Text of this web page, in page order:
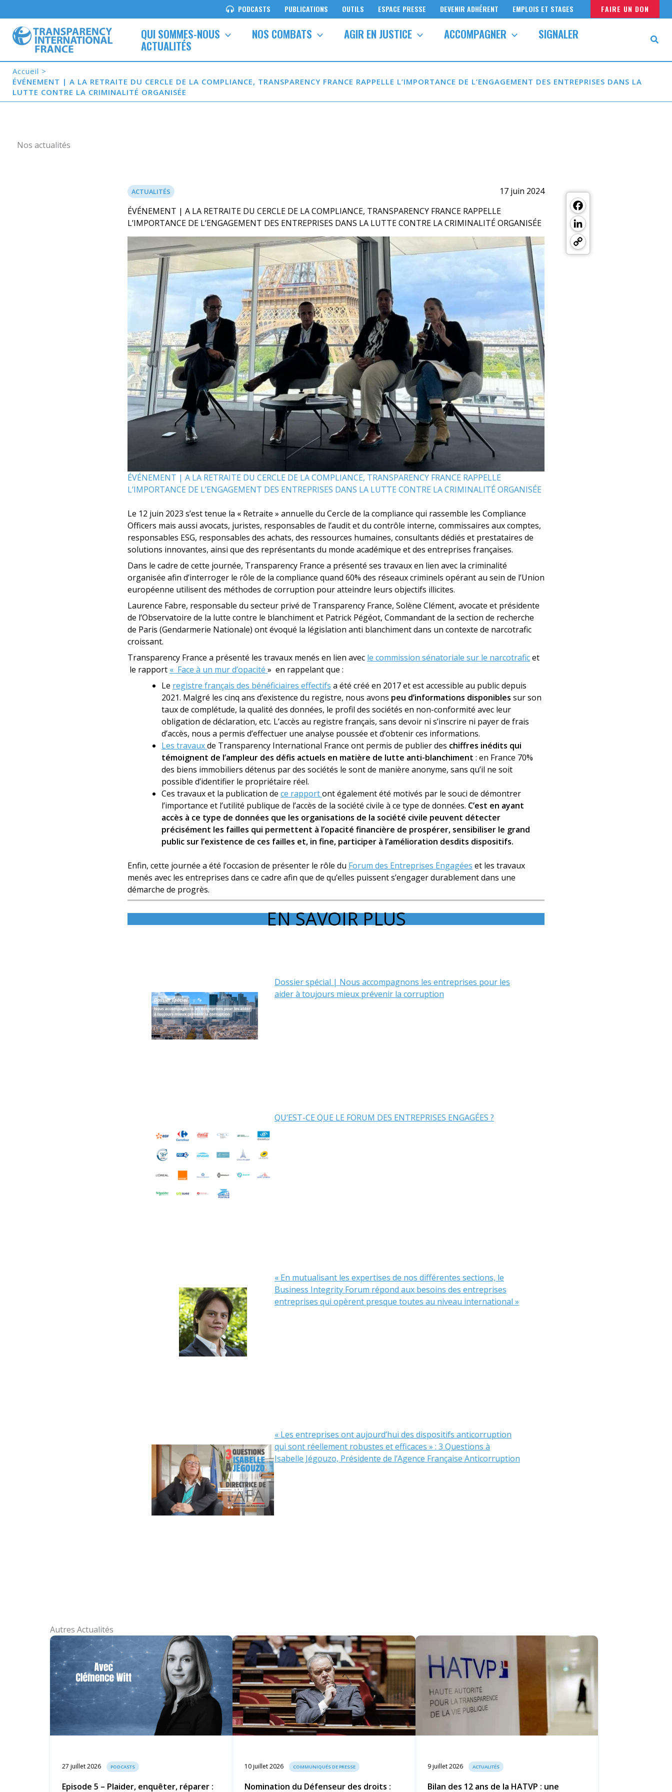
au
contenu
PODCASTS PUBLICATIONS OUTILS ESPACE PRESSE DEVENIR ADHÉRENT EMPLOIS ET STAGES FAIRE UN DON
QUI SOMMES-NOUS NOS COMBATS AGIR EN JUSTICE ACCOMPAGNER SIGNALER
ACTUALITÉS
Accueil
ÉVÉNEMENT | A LA RETRAITE DU CERCLE DE LA COMPLIANCE, TRANSPARENCY FRANCE RAPPELLE L’IMPORTANCE DE L’ENGAGEMENT DES ENTREPRISES DANS LA
LUTTE CONTRE LA CRIMINALITÉ ORGANISÉE
Nos actualités
ACTUALITÉS
17 juin 2024
ÉVÉNEMENT | A LA RETRAITE DU CERCLE DE LA COMPLIANCE, TRANSPARENCY FRANCE RAPPELLE
L’IMPORTANCE DE L’ENGAGEMENT DES ENTREPRISES DANS LA LUTTE CONTRE LA CRIMINALITÉ ORGANISÉE
Link
ÉVÉNEMENT | A LA RETRAITE DU CERCLE DE LA COMPLIANCE, TRANSPARENCY FRANCE RAPPELLE
L’IMPORTANCE DE L’ENGAGEMENT DES ENTREPRISES DANS LA LUTTE CONTRE LA CRIMINALITÉ ORGANISÉE
Le 12 juin 2023 s’est tenue la « Retraite » annuelle du Cercle de la compliance qui rassemble les Compliance
Officers mais aussi avocats, juristes, responsables de l’audit et du contrôle interne, commissaires aux comptes,
responsables ESG, responsables des achats, des ressources humaines, consultants dédiés et prestataires de
solutions innovantes, ainsi que des représentants du monde académique et des entreprises françaises.
Dans le cadre de cette journée, Transparency France a présenté ses travaux en lien avec la criminalité
organisée afin d’interroger le rôle de la compliance quand 60% des réseaux criminels opérant au sein de l’Union
européenne utilisent des méthodes de corruption pour atteindre leurs objectifs illicites.
Laurence Fabre, responsable du secteur privé de Transparency France, Solène Clément, avocate et présidente
de l’Observatoire de la lutte contre le blanchiment et Patrick Pégéot, Commandant de la section de recherche
de Paris (Gendarmerie Nationale) ont évoqué la législation anti blanchiment dans un contexte de narcotrafic
croissant.
Transparency France a présenté les travaux menés en lien avec le commission sénatoriale sur le narcotraficet
le rapport « Face à un mur d’opacité » en rappelant que :
Le registre français des bénéficiaires effectifs a été créé en 2017 et est accessible au public depuis
2021. Malgré les cinq ans d’existence du registre, nous avons peu d’informations disponibles sur son
taux de complétude, la qualité des données, le profil des sociétés en non-conformité avec leur
obligation de déclaration, etc. L’accès au registre français, sans devoir ni s’inscrire ni payer de frais
d’accès, nous a permis d’effectuer une analyse poussée et d’obtenir ces informations.
Les travauxde Transparency International France ont permis de publier des chiffres inédits qui
témoignent de l’ampleur des défis actuels en matière de lutte anti-blanchiment : en France 70%
des biens immobiliers détenus par des sociétés le sont de manière anonyme, sans qu’il ne soit
possible d’identifier le propriétaire réel.
Ces travaux et la publication de ce rapportont également été motivés par le souci de démontrer
l’importance et l’utilité publique de l’accès de la société civile à ce type de données. C’est en ayant
accès à ce type de données que les organisations de la société civile peuvent détecter
précisément les failles qui permettent à l’opacité financière de prospérer, sensibiliser le grand
public sur l’existence de ces failles et, in fine, participer à l’amélioration desdits dispositifs.
Enfin, cette journée a été l’occasion de présenter le rôle du Forum des Entreprises Engagées et les travaux
menés avec les entreprises dans ce cadre afin que de qu’elles puissent s’engager durablement dans une
démarche de progrès.
EN SAVOIR PLUS
Dossier spécial | Nous accompagnons les entreprises pour les
aider à toujours mieux prévenir la corruption
QU’EST-CE QUE LE FORUM DES ENTREPRISES ENGAGÉES ?
« En mutualisant les expertises de nos différentes sections, le
Business Integrity Forum répond aux besoins des entreprises
entreprises qui opèrent presque toutes au niveau international »
« Les entreprises ont aujourd’hui des dispositifs anticorruption
qui sont réellement robustes et efficaces » : 3 Questions à
Isabelle Jégouzo, Présidente de l’Agence Française Anticorruption
Autres Actualités
27 juillet 2026 PODCASTS
Episode 5 – Plaider, enquêter, réparer :
10 juillet 2026 COMMUNIQUÉS DE PRESSE
Nomination du Défenseur des droits :
9 juillet 2026 ACTUALITÉS
Bilan des 12 ans de la HATVP : une